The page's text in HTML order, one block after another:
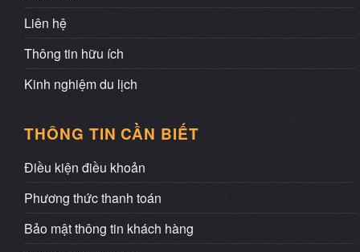
Liên hệ
Thông tin hữu ích
Kinh nghiệm du lịch
THÔNG TIN CẦN BIẾT
Điều kiện điều khoản
Phương thức thanh toán
Bảo mật thông tin khách hàng